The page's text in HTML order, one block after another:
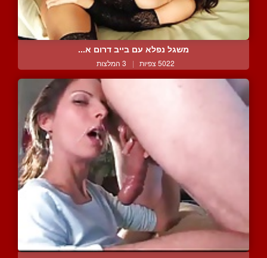
משגל נפלא עם בייב דרום א...
5022 צפיות | 3 המלצות